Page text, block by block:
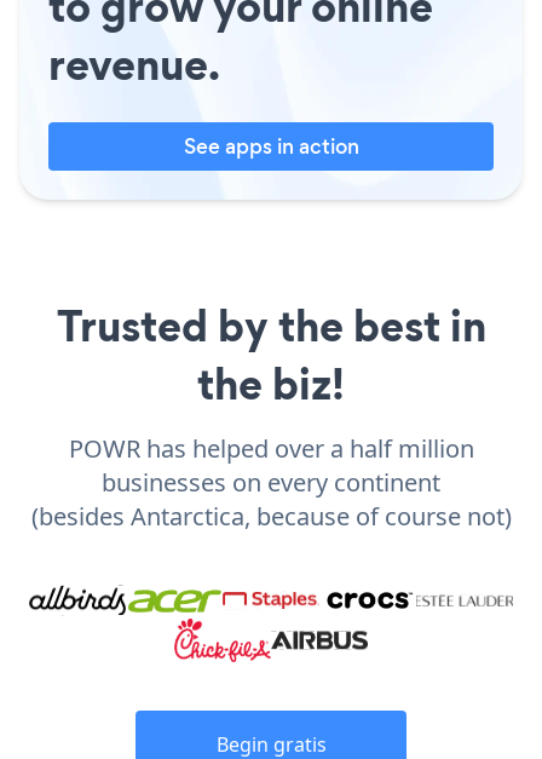
revenue.
See apps in action
Trusted by the best in
the biz!
POWR has helped over a half million
businesses on every continent
(besides Antarctica, because of course not)
Begin gratis